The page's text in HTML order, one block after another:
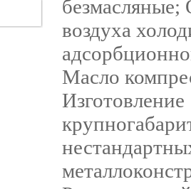
воздуха
Масло
Изготовление